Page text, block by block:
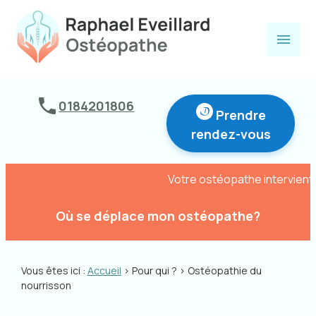
menu
0184201806
Prendre
rendez-vous
Votre ostéopathe intervient
Où se déplace mon ostéopathe?
Vous êtes ici : Accueil > Pour qui ? > Ostéopathie du
nourrisson
Panneau de gestion des cookies